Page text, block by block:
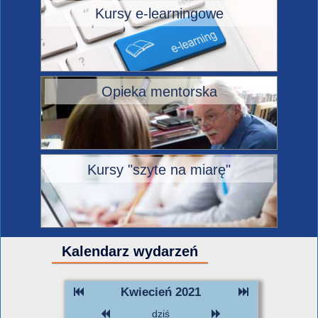
Kursy e-learningowe
Opieka mentorska
Kursy "szyte na miarę"
Kalendarz wydarzeń
Kwiecień 2021
dziś